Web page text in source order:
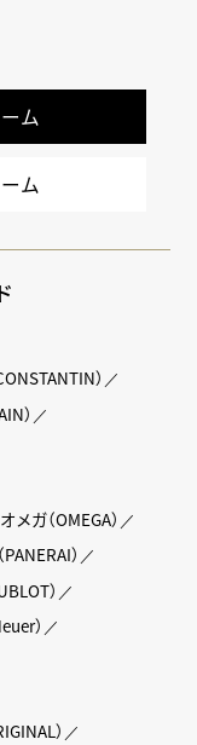
ム
ム
）
）
オメガ（OMEGA）
）
）
）
）